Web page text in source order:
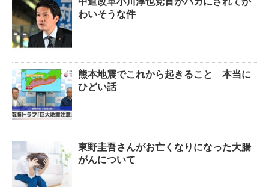
わいそうな件
熊本地震でこれから起きること 本当に
ひどい話
東野圭吾さんがお亡くなりになった大腸
がんについて